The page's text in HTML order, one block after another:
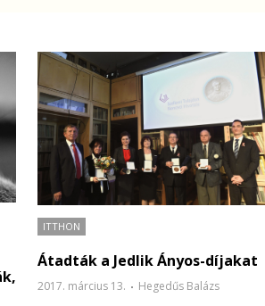
ITTHON
Átadták a Jedlik Ányos-díjakat
2017. március 13. Hegedűs Balázs